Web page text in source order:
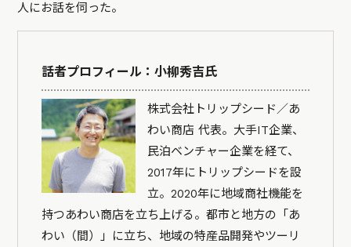
人にお話を伺った。
話者プロフィール：小柳秀吉氏
株式会社トリップシード／あ
わい商店 代表。大手IT企業、
民泊ベンチャー企業を経て、
2017年にトリップシードを設
立。2020年に地域商社機能を
持つあわい商店を立ち上げる。都市と地方の「あ
わい（間）」に立ち、地域の特産品開発やツーリ